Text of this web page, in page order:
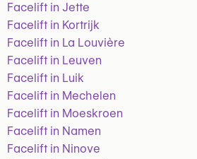
Facelift in Jette
Facelift in Kortrijk
Facelift in La Louvière
Facelift in Leuven
Facelift in Luik
Facelift in Mechelen
Facelift in Moeskroen
Facelift in Namen
Facelift in Ninove